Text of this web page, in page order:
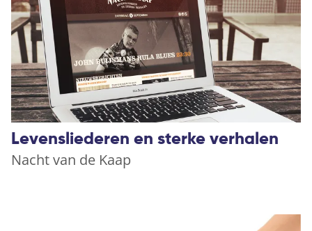
Levensliederen en sterke verhalen
Nacht van de Kaap